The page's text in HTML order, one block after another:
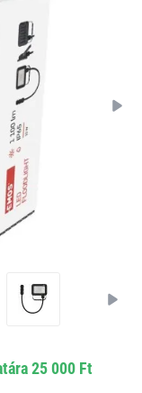
25 000 Ft